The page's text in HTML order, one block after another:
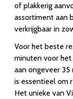
of plakkerig
assortiment aan
verkrijgbaar in
Voor het beste
minuten voor het
aan ongeveer
is essentieel om
Het unieke van